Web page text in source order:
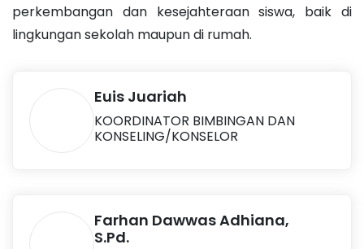
perkembangan dan kesejahteraan siswa, baik di
lingkungan sekolah maupun di rumah.
Euis Juariah
KOORDINATOR BIMBINGAN DAN
KONSELING/KONSELOR
Farhan Dawwas Adhiana,
S.Pd.